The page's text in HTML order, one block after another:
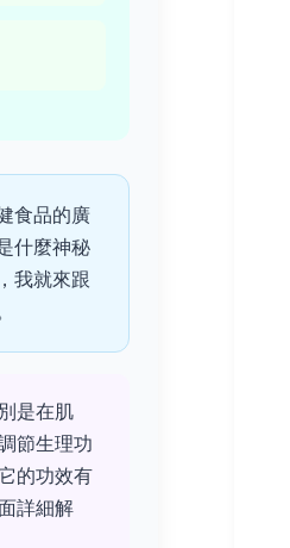
食品的廣
什麼神秘
我就來跟
是在肌
節生理功
的功效有
詳細解